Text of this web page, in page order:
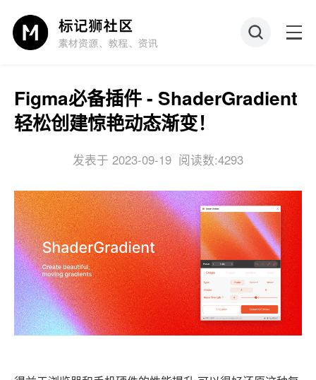
Figma必备插件 - ShaderGradient
轻松创建惊艳动态渐变！
发表于 2023-09-19 阅读数:4293